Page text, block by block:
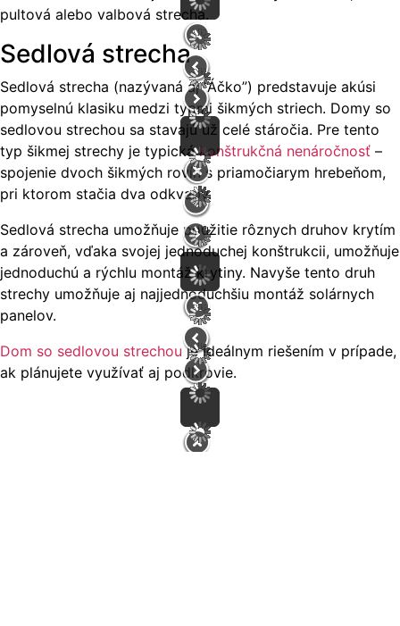
pultová alebo valbová strecha.
Sedlová strecha
Sedlová strecha (nazývaná aj “Áčko”) predstavuje akúsi
pomyselnú klasiku medzi typmi šikmých striech. Domy so
sedlovou strechou sa stavajú už celé stáročia. Pre tento
typ šikmej strechy je typickákonštrukčná nenáročnosť –
spojenie dvoch šikmých rovín s priamočiarym hrebeňom,
pri ktorom stačia dva odkvapy.
Sedlová strecha umožňuje použitie rôznych druhov krytím
a zároveň, vďaka svojej jednoduchej konštrukcii, umožňuje
jednoduchú a rýchlu montáž krytiny. Navyše tento druh
strechy umožňuje aj najjednoduchšiu montáž solárnych
panelov.
Dom so sedlovou strechouje ideálnym riešením v prípade,
ak plánujete využívať aj podkrovie.